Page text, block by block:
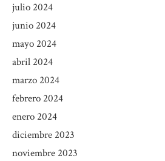
julio 2024
junio 2024
mayo 2024
abril 2024
marzo 2024
febrero 2024
enero 2024
diciembre 2023
noviembre 2023